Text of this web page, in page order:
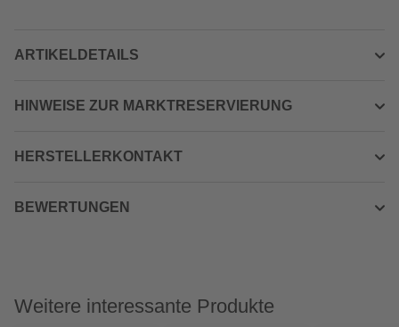
ARTIKELDETAILS
HINWEISE ZUR MARKTRESERVIERUNG
HERSTELLERKONTAKT
BEWERTUNGEN
Weitere interessante Produkte